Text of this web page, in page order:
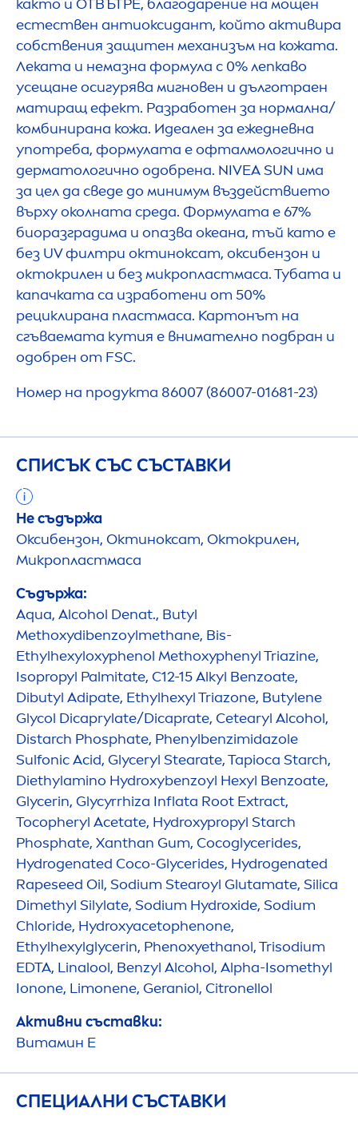
както и ОТВЪТРЕ, благодарение на мощен
естествен антиоксидант, който активира
собствения защитен механизъм на кожата.
Леката и немазна формула с 0% лепкаво
усещане осигурява мигновен и дълготраен
матиращ ефект. Разработен за нормална/
комбинирана кожа. Идеален за ежедневна
употреба, формулата е офталмологично и
дерматологично одобрена. NIVEASUN има
за цел да сведе до минимум въздействието
върху околната среда. Формулата е 67%
биоразградима и опазва океана, тъй като е
без UV филтри октиноксат, оксибензон и
октокрилен и без микропластмаса. Тубата и
капачката са изработени от 50%
рециклирана пластмаса. Картонът на
сгъваемата кутия е внимателно подбран и
одобрен от FSC.
Номер на продукта 86007 (86007-01681-23)
СПИСЪК СЪС СЪСТАВКИ
Не съдържа
Оксибензон, Октиноксат, Октокрилен,
Микропластмаса
Съдържа:
Aqua, Alcohol Denat., Butyl
Methoxydibenzoylmethane, Bis-
Ethylhexyloxyphenol Methoxyphenyl Triazine,
Isopropyl Palmitate, C12-15 Alkyl Benzoate,
Dibutyl Adipate, Ethylhexyl Triazone, Butylene
Glycol Dicaprylate/Dicaprate, Cetearyl Alcohol,
Distarch Phosphate, Phenylbenzimidazole
Sulfonic Acid, Glyceryl Stearate, Tapioca Starch,
Diethylamino Hydroxybenzoyl Hexyl Benzoate,
Glycerin, Glycyrrhiza Inflata Root Extract,
Tocopheryl Acetate, Hydroxypropyl Starch
Phosphate, Xanthan Gum, Cocoglycerides,
Hydrogenated Coco-Glycerides, Hydrogenated
Rapeseed Oil, Sodium Stearoyl Glutamate, Silica
Dimethyl Silylate, Sodium Hydroxide, Sodium
Chloride, Hydroxyacetophenone,
Ethylhexylglycerin, Phenoxyethanol, Trisodium
EDTA, Linalool, Benzyl Alcohol, Alpha-Isomethyl
Ionone, Limonene, Geraniol, Citronellol
Активни съставки:
Витамин E
СПЕЦИАЛНИ СЪСТАВКИ